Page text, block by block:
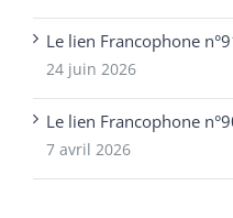
Le lien Francophone
24 juin 2026
Le lien Francophone
7 avril 2026